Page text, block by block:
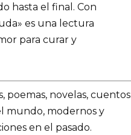
hasta el final. Con
es una lectura
para curar y
poemas, novelas, cuentos
mundo, modernos y
en el pasado.